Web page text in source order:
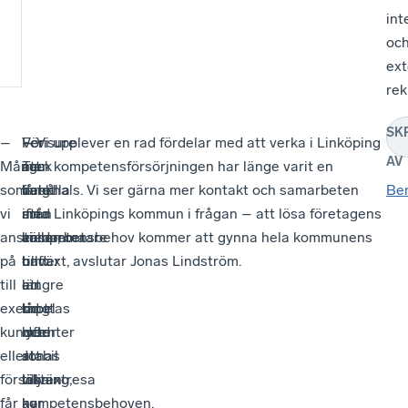
­–
Många
som
vi
anställer,
på
till
exempel
kundcenter
eller
försäljning,
får
För
att
behålla
sina
medarbetare
under
längre
tid
lyfter
Jonas
vikten
av
–
Tack
vare
att
vi
haft
en
lång
och
stabil
tillväxtresa
har
Verisure
är
långt
ifrån
ensamma
om
att
brottas
med
att
lösa
kompetensbehoven.
– Vi upplever en rad fördelar med att verka i Linköping
men kompetensförsörjningen har länge varit en
flaskhals. Vi ser gärna mer kontakt och samarbeten
med Linköpings kommun i frågan ­– att lösa företagens
kompetensbehov kommer att gynna hela kommunens
tillväxt, avslutar Jonas Lindström.
AV